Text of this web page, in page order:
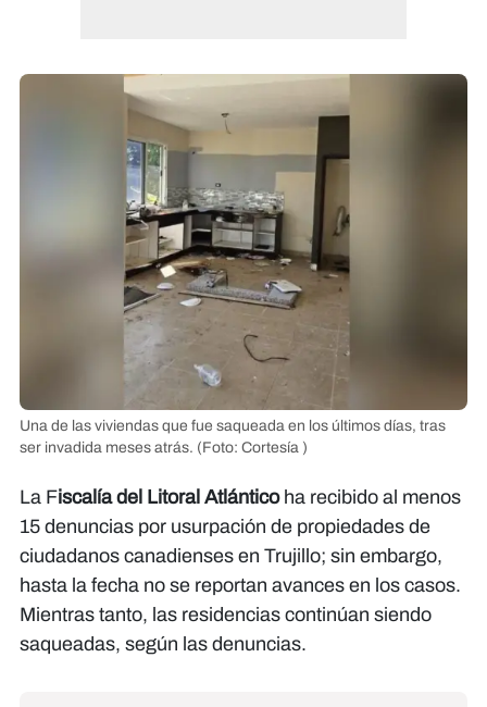
Una de las viviendas que fue saqueada en los últimos días, tras
ser invadida meses atrás. (Foto: Cortesía )
La Fiscalía del Litoral Atlántico ha recibido al menos
15 denuncias por usurpación de propiedades de
ciudadanos canadienses en Trujillo; sin embargo,
hasta la fecha no se reportan avances en los casos.
Mientras tanto, las residencias continúan siendo
saqueadas, según las denuncias.